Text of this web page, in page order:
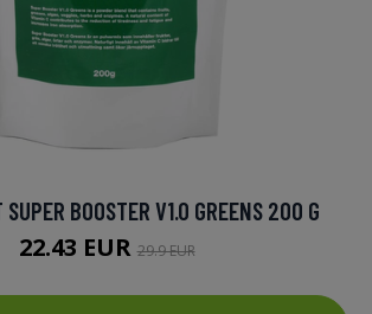
SUPER BOOSTER V1.0 GREENS 200 G
22.43 EUR29.9 EUR